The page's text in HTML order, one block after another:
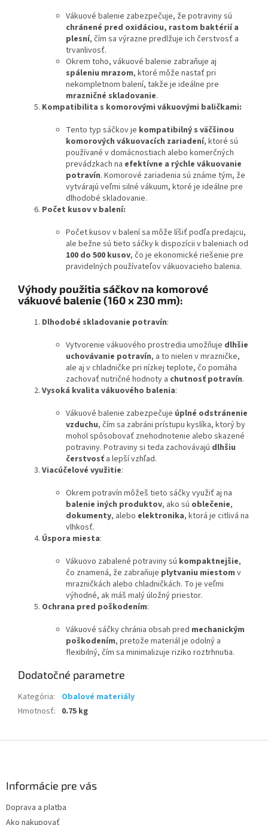
Vákuové balenie zabezpečuje, že potraviny sú
chránené pred oxidáciou, rastom baktérií a
plesní, čím sa výrazne predlžuje ich čerstvosť a
trvanlivosť.
Okrem toho, vákuové balenie zabraňuje aj
spáleniu mrazom, ktoré môže nastať pri
nekompletnom balení, takže je ideálne pre
mrazničné skladovanie.
Kompatibilita s komorovými vákuovými baličkami:
Tento typ sáčkov je kompatibilný s väčšinou
komorových vákuovacích zariadení, ktoré sú
používané v domácnostiach alebo komerčných
prevádzkach na efektívne a rýchle vákuovanie
potravín. Komorové zariadenia sú známe tým, že
vytvárajú veľmi silné vákuum, ktoré je ideálne pre
dlhodobé skladovanie.
Počet kusov v balení:
Počet kusov v balení sa môže líšiť podľa predajcu,
ale bežne sú tieto sáčky k dispozícii v baleniach od
100 do 500 kusov, čo je ekonomické riešenie pre
pravidelných používateľov vákuovacieho balenia.
Výhody použitia sáčkov na komorové
vákuové balenie (160 x 230 mm):
Dlhodobé skladovanie potravín:
Vytvorenie vákuového prostredia umožňuje dlhšie
uchovávanie potravín, a to nielen v mrazničke,
ale aj v chladničke pri nízkej teplote, čo pomáha
zachovať nutričné hodnoty a chutnosť potravín.
Vysoká kvalita vákuového balenia:
Vákuové balenie zabezpečuje úplné odstránenie
vzduchu, čím sa zabráni prístupu kyslíka, ktorý by
mohol spôsobovať znehodnotenie alebo skazené
potraviny. Potraviny si teda zachovávajú dlhšiu
čerstvosť a lepší vzhľad.
Viacúčelové využitie:
Okrem potravín môžeš tieto sáčky využiť aj na
balenie iných produktov, ako sú oblečenie,
dokumenty, alebo elektronika, ktorá je citlivá na
vlhkosť.
Úspora miesta:
Vákuovo zabalené potraviny sú kompaktnejšie,
čo znamená, že zabraňuje plytvaniu miestom v
mrazničkách alebo chladničkách. To je veľmi
výhodné, ak máš malý úložný priestor.
Ochrana pred poškodením:
Vákuové sáčky chránia obsah pred mechanickým
poškodením, pretože materiál je odolný a
flexibilný, čím sa minimalizuje riziko roztrhnutia.
Dodatočné parametre
Kategória:
Obalové materiály
Hmotnosť: 0.75 kg
Informácie pre vás
Doprava a platba
Ako nakupovať